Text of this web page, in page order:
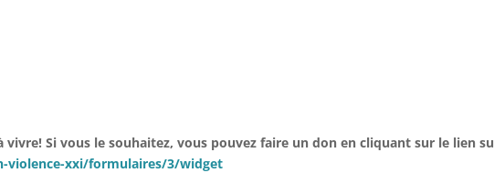
Si vous le souhaitez, vous pouvez faire un don en cliquant sur le lien
violence-xxi/formulaires/3/widget